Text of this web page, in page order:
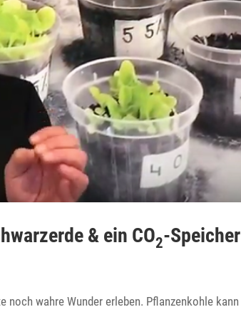
& ein CO2-Spei­cher
wahre Wunder erleben. Pflan­zen­kohle kann